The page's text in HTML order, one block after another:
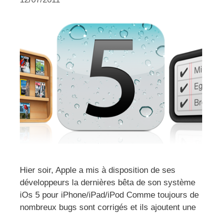
Hier soir, Apple a mis à disposition de ses
développeurs la dernières bêta de son système
iOs 5 pour iPhone/iPad/iPod Comme toujours de
nombreux bugs sont corrigés et ils ajoutent une